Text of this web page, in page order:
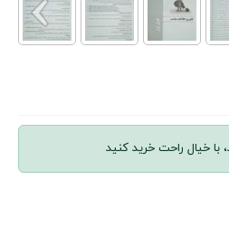
خیال راحت خرید کنید